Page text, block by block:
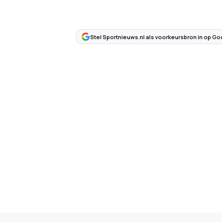
Stel Sportnieuws.nl als voorkeursbron in op